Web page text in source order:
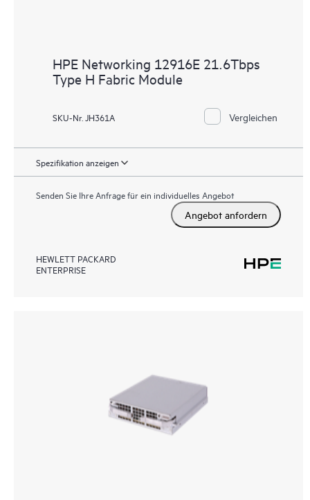
HPE Networking 12916E 21.6Tbps
Type H Fabric Module
SKU-Nr. JH361A Vergleichen
Spezifikation anzeigen
Senden Sie Ihre Anfrage für ein individuelles Angebot
Angebot anfordern
HEWLETT PACKARD
ENTERPRISE